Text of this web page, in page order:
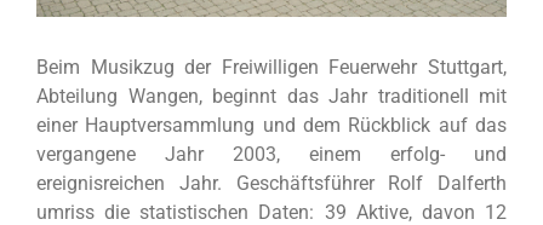
Beim Musikzug der Freiwilligen Feuerwehr Stuttgart,
Abteilung Wangen, beginnt das Jahr traditionell mit
einer Hauptversammlung und dem Rückblick auf das
vergangene Jahr 2003, einem erfolg- und
ereignisreichen Jahr. Geschäftsführer Rolf Dalferth
umriss die statistischen Daten: 39 Aktive, davon 12